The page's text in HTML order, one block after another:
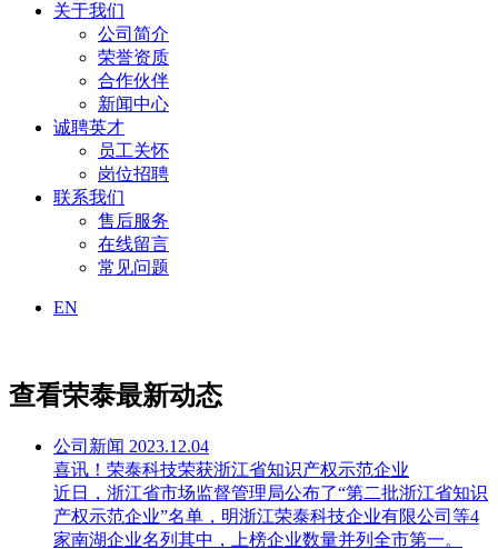
关于我们
公司简介
荣誉资质
合作伙伴
新闻中心
诚聘英才
员工关怀
岗位招聘
联系我们
售后服务
在线留言
常见问题
EN
查看荣泰最新动态
公司新闻 2023.12.04
喜讯！荣泰科技荣获浙江省知识产权示范企业
近日，浙江省市场监督管理局公布了“第二批浙江省知识
产权示范企业”名单，明浙江荣泰科技企业有限公司等4
家南湖企业名列其中，上榜企业数量并列全市第一。